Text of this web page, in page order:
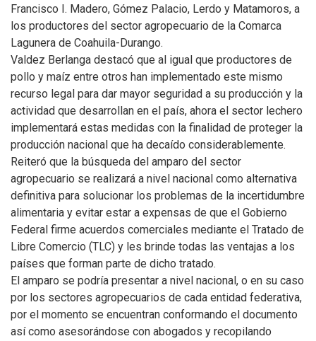
Francisco I. Madero, Gómez Palacio, Lerdo y Matamoros, a
los productores del sector agropecuario de la Comarca
Lagunera de Coahuila-Durango.
Valdez Berlanga destacó que al igual que productores de
pollo y maíz entre otros han implementado este mismo
recurso legal para dar mayor seguridad a su producción y la
actividad que desarrollan en el país, ahora el sector lechero
implementará estas medidas con la finalidad de proteger la
producción nacional que ha decaído considerablemente.
Reiteró que la búsqueda del amparo del sector
agropecuario se realizará a nivel nacional como alternativa
definitiva para solucionar los problemas de la incertidumbre
alimentaria y evitar estar a expensas de que el Gobierno
Federal firme acuerdos comerciales mediante el Tratado de
Libre Comercio (TLC) y les brinde todas las ventajas a los
países que forman parte de dicho tratado.
El amparo se podría presentar a nivel nacional, o en su caso
por los sectores agropecuarios de cada entidad federativa,
por el momento se encuentran conformando el documento
así como asesorándose con abogados y recopilando